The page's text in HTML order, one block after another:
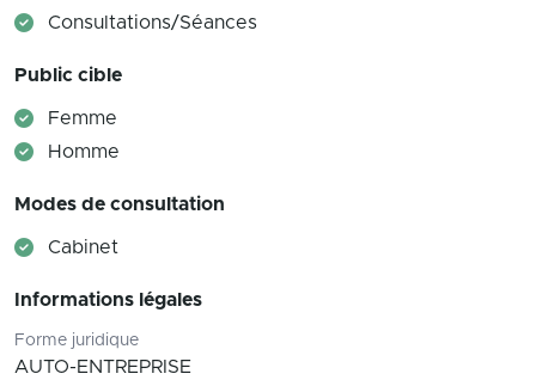
Consultations/Séances
Public cible
Femme
Homme
Modes de consultation
Cabinet
Informations légales
Forme juridique
AUTO-ENTREPRISE